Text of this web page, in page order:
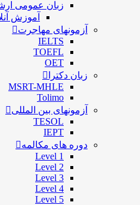
زبان عمومی
آموزش
آزمونهای مهاجرت
IELTS
TOEFL
OET
زبان دکترا
MSRT-MHLE
Tolimo
آزمونهای بین المللی
TESOL
IEPT
دوره های مکالمه
Level 1
Level 2
Level 3
Level 4
Level 5